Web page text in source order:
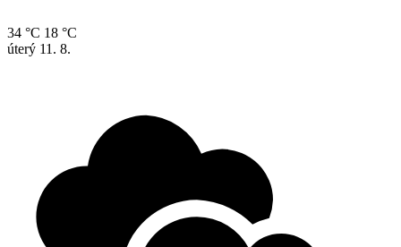
34 °C 18 °C
úterý 11. 8.